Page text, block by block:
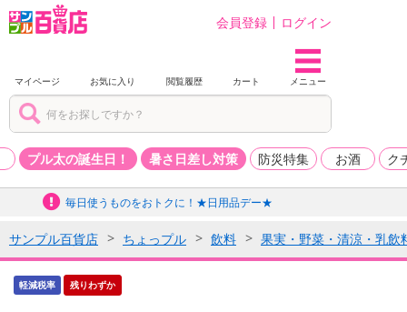
会員登録 ログイン
マイページ お気に入り 閲覧履歴 カート メニュー
プル太の誕生日！ 暑さ日差し対策 防災特集 お酒 ク
毎日使うものをおトクに！★日用品デー★
サンプル百貨店 ちょっプル 飲料 果実・野菜・清涼・乳飲
軽減税率 残りわずか